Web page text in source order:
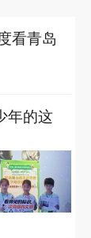
看青岛
年的这